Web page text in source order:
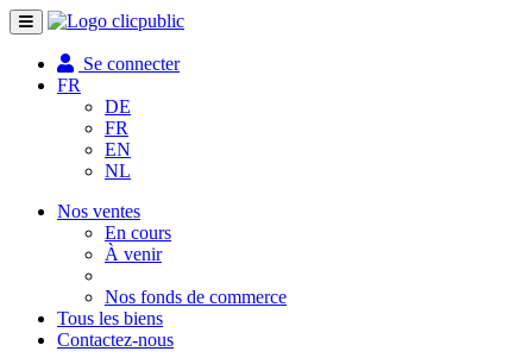
Toggle
navigation
Se connecter
FR
DE
FR
EN
NL
Nos ventes
En cours
À venir
Nos fonds de commerce
Tous les biens
Contactez-nous